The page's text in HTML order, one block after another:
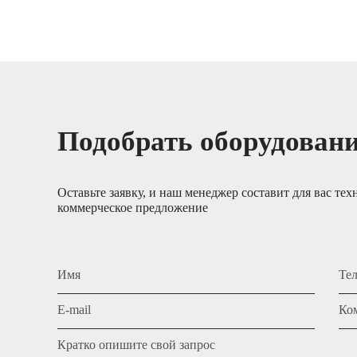
Подобрать
Оставьте заявку, и наш менеджер составит для вас
коммерческое предложение
Имя
E-mail
Кратко опишите свой запрос